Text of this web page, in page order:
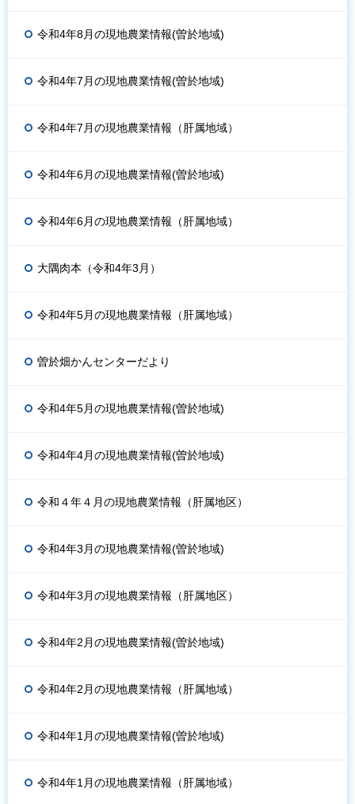
令和4年8月の現地農業情報(曽於地域)
令和4年7月の現地農業情報(曽於地域)
令和4年7月の現地農業情報（肝属地域）
令和4年6月の現地農業情報(曽於地域)
令和4年6月の現地農業情報（肝属地域）
大隅肉本（令和4年3月）
令和4年5月の現地農業情報（肝属地域）
曽於畑かんセンターだより
令和4年5月の現地農業情報(曽於地域)
令和4年4月の現地農業情報(曽於地域)
令和４年４月の現地農業情報（肝属地区）
令和4年3月の現地農業情報(曽於地域)
令和4年3月の現地農業情報（肝属地区）
令和4年2月の現地農業情報(曽於地域)
令和4年2月の現地農業情報（肝属地域）
令和4年1月の現地農業情報(曽於地域)
令和4年1月の現地農業情報（肝属地域）